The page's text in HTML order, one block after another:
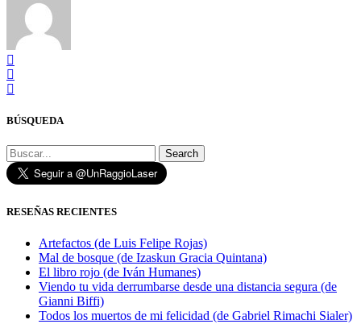
BÚSQUEDA
Search
RESEÑAS RECIENTES
Artefactos (de Luis Felipe Rojas)
Mal de bosque (de Izaskun Gracia Quintana)
El libro rojo (de Iván Humanes)
Viendo tu vida derrumbarse desde una distancia segura (de
Gianni Biffi)
Todos los muertos de mi felicidad (de Gabriel Rimachi Sialer)